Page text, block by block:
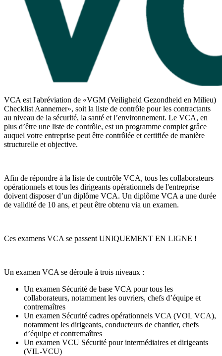
VCA est l'abréviation de «VGM (Veiligheid Gezondheid en Milieu)
Checklist Aannemer», soit la liste de contrôle pour les contractants
au niveau de la sécurité, la santé et l’environnement. Le VCA, en
plus d’être une liste de contrôle, est un programme complet grâce
auquel votre entreprise peut être contrôlée et certifiée de manière
structurelle et objective.
Afin de répondre à la liste de contrôle VCA, tous les collaborateurs
opérationnels et tous les dirigeants opérationnels de l'entreprise
doivent disposer d’un diplôme VCA. Un diplôme VCA a une durée
de validité de 10 ans, et peut être obtenu via un examen.
Ces examens VCA se passent UNIQUEMENT EN LIGNE !
Un examen VCA se déroule à trois niveaux :
Un examen Sécurité de base VCA pour tous les
collaborateurs, notamment les ouvriers, chefs d’équipe et
contremaîtres
Un examen Sécurité cadres opérationnels VCA (VOL VCA),
notamment les dirigeants, conducteurs de chantier, chefs
d’équipe et contremaîtres
Un examen VCU Sécurité pour intermédiaires et dirigeants
(VIL-VCU)